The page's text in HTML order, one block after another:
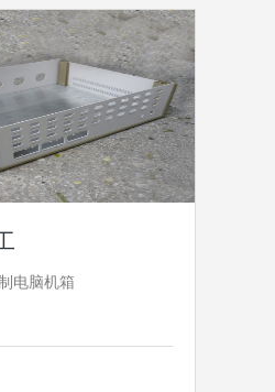
电脑机箱